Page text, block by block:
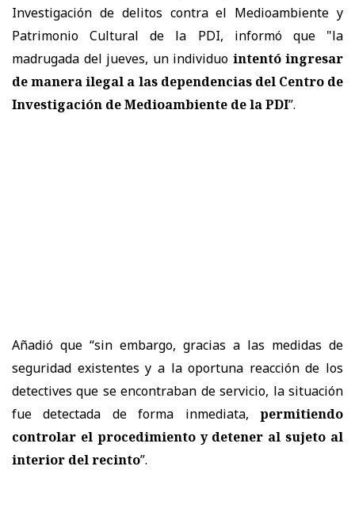
Investigación de delitos contra el Medioambiente y
Patrimonio Cultural de la PDI, informó que "la
madrugada del jueves, un individuo intentó ingresar
de manera ilegal a las dependencias del Centro de
Investigación de Medioambiente de la PDI”.
Añadió que “sin embargo, gracias a las medidas de
seguridad existentes y a la oportuna reacción de los
detectives que se encontraban de servicio, la situación
fue detectada de forma inmediata, permitiendo
controlar el procedimiento y detener al sujeto al
interior del recinto”.